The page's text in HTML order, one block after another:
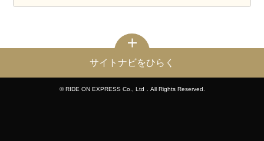
サイトナビをひらく
© RIDE ON EXPRESS Co., Ltd．All Rights Reserved.